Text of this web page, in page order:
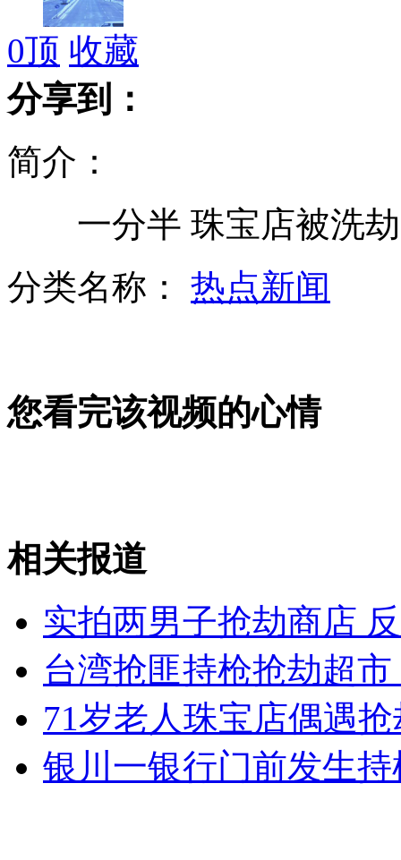
监控记录电动车随意穿马路惹事故
实拍达人自制"大炮"上演"人肉炮弹"
实拍两男抢劫商店 反遭店主暴打
女生考前与高中三年考卷合影
山西运城恶犬咬伤多人 警民合力深夜将其击毙
女孩北京地铁殴打老人 痛下狠手拳打脚踢
无痛分娩是否安全 医生回应
0顶 收藏
分享到：
简介：
一分半 珠宝店被洗劫
分类名称： 热点新闻
您看完该视频的心情
相关报道
实拍两男子抢劫商店
台湾抢匪持枪抢劫超
71岁老人珠宝店偶遇
银川一银行门前发生